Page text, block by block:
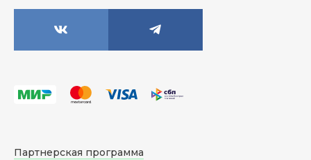
Партнерская программа